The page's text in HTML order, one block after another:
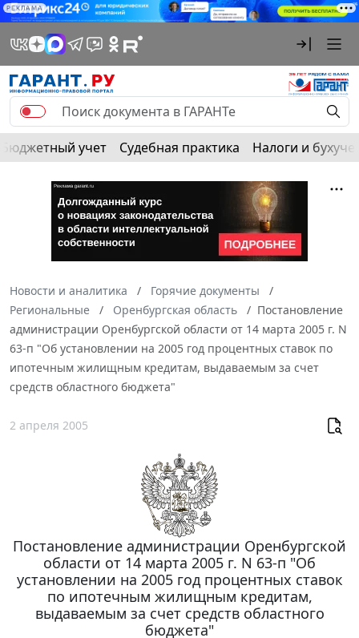
РЕКЛАМА
Бюджетный учет Судебная практика Налоги и
Новости и аналитика
Горячие документы
Региональные
Оренбургская область
Постановление
администрации Оренбургской области от 14 марта 2005 г. N
63-п "Об установлении на 2005 год процентных ставок по
ипотечным жилищным кредитам, выдаваемым за счет
средств областного бюджета"
2 апреля 2005
Постановление администрации Оренбургской
области от 14 марта 2005 г. N 63-п "Об
установлении на 2005 год процентных ставок
по ипотечным жилищным кредитам,
выдаваемым за счет средств областного
бюджета"